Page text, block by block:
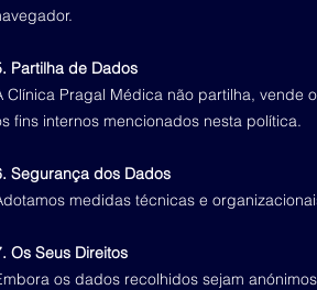
Partilha de Dados
Clínica Pragal Médica não partilha, vende
fins internos mencionados nesta política.
Segurança dos Dados
medidas técnicas e
Os Seus Direitos
os dados recolhidos sejam